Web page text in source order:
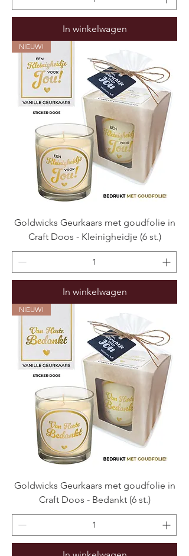
In winkelwagen
NIEUW!
Goldwicks Geurkaars met goudfolie in
Craft Doos - Kleinigheidje (6 st.)
In winkelwagen
NIEUW!
Goldwicks Geurkaars met goudfolie in
Craft Doos - Bedankt (6 st.)